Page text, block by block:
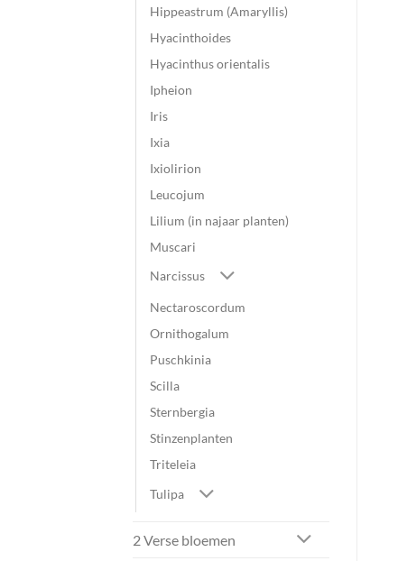
Hippeastrum (Amaryllis)
Hyacinthoides
Hyacinthus orientalis
Ipheion
Iris
Ixia
Ixiolirion
Leucojum
Lilium (in najaar planten)
Muscari
Narcissus
Nectaroscordum
Ornithogalum
Puschkinia
Scilla
Sternbergia
Stinzenplanten
Triteleia
Tulipa
2 Verse bloemen